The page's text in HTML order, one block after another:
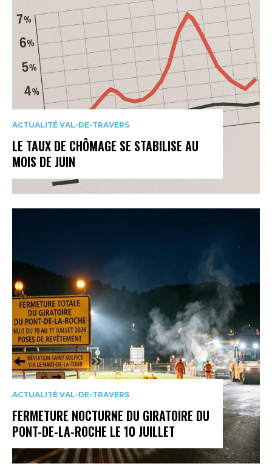
ACTUALITÉ VAL-DE-TRAVERS
LE TAUX DE CHÔMAGE SE STABILISE AU
MOIS DE JUIN
ACTUALITÉ VAL-DE-TRAVERS
FERMETURE NOCTURNE DU GIRATOIRE DU
PONT-DE-LA-ROCHE LE 10 JUILLET